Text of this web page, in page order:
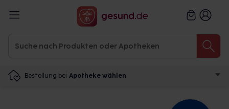
Bestellung bei Apotheke wählen